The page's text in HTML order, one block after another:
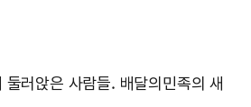
러앉은 사람들. 배달의민족의 새